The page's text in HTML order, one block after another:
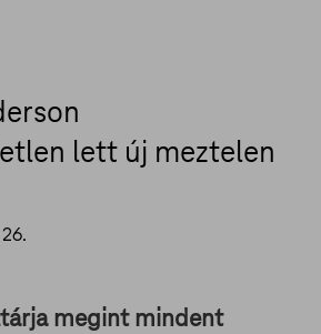
lett új meztelen
megint mindent